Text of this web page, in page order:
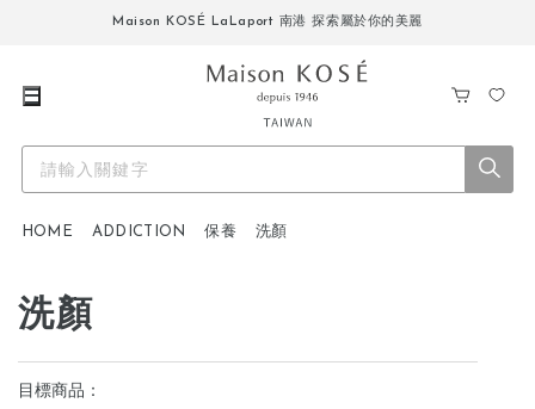
Maison KOSÉ LaLaport 南港 探索屬於你的美麗
HOME ADDICTION 保養 洗顏
洗顏
目標商品：